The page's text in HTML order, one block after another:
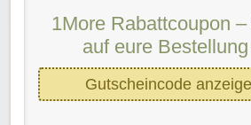
1More Rabattcoupon
auf eure
Gutscheincode